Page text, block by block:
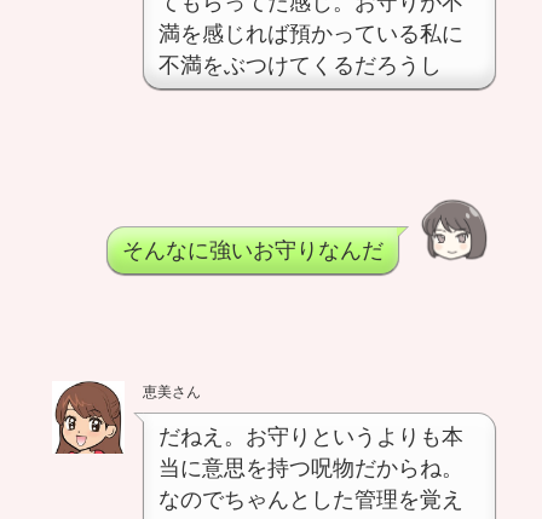
満を感じれば預かっている私に
不満をぶつけてくるだろうし
そんなに強いお守りなんだ
恵美さん
だねえ。お守りというよりも本
当に意思を持つ呪物だからね。
なのでちゃんとした管理を覚え